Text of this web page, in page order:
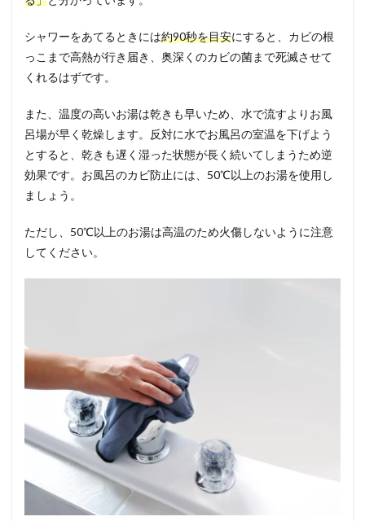
シャワーをあてるときには約90秒を目安にすると、カビの根
っこまで高熱が行き届き、奥深くのカビの菌まで死滅させて
くれるはずです。
また、温度の高いお湯は乾きも早いため、水で流すよりお風
呂場が早く乾燥します。反対に水でお風呂の室温を下げよう
とすると、乾きも遅く湿った状態が長く続いてしまうため逆
効果です。お風呂のカビ防止には、50℃以上のお湯を使用し
ましょう。
ただし、50℃以上のお湯は高温のため火傷しないように注意
してください。